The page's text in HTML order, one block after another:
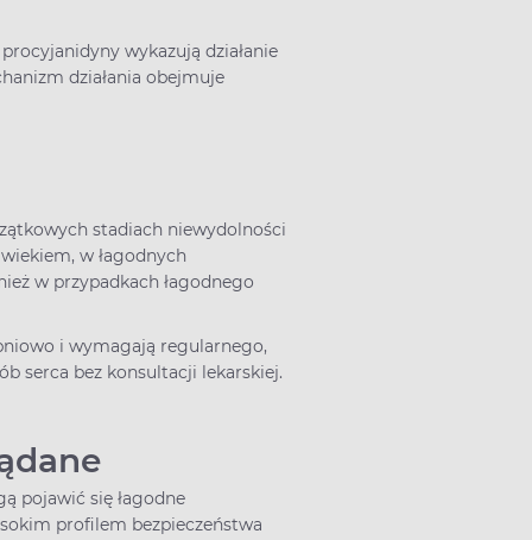
wykazują działanie
działania obejmuje
stadiach niewydolności
w łagodnych
w przypadkach łagodnego
i wymagają regularnego,
serca bez konsultacji lekarskiej.
pojawić się łagodne
profilem bezpieczeństwa